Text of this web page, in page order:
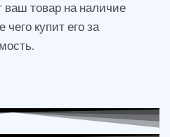
ваш товар на наличие
купит его за